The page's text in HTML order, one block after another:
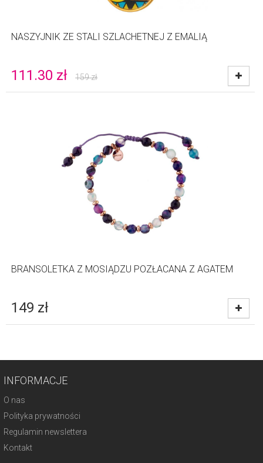
NASZYJNIK ZE STALI SZLACHETNEJ Z EMALIĄ
111.30 zł 159zł
BRANSOLETKA Z MOSIĄDZU POZŁACANA Z AGATEM
149 zł
INFORMACJE
O nas
Polityka prywatności
Regulamin newslettera
Kontakt